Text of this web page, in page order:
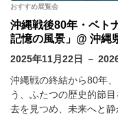
おすすめ展覧会
沖縄戦後80年・ベト
記憶の風景」@ 沖縄
2025年11月22日 －
沖縄戦の終結から80年
う、ふたつの歴史的節
去を見つめ、未来へと